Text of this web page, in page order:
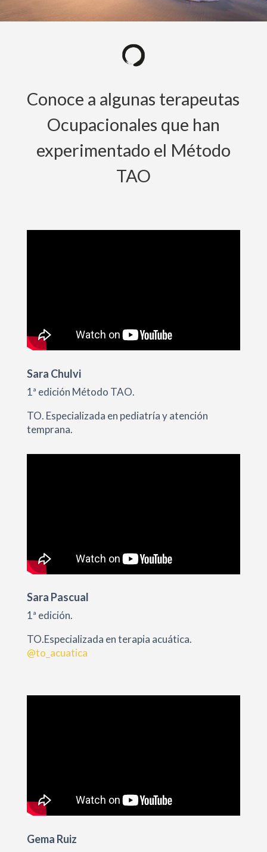
Conoce a algunas terapeutas
Ocupacionales que han
experimentado el Método
TAO
Sara Chulvi
1ª edición Método TAO.
TO. Especializada en pediatría y atención
temprana.
Sara Pascual
1ª edición.
TO.Especializada en terapia acuática.
@to_acuatica
Gema Ruiz